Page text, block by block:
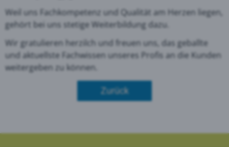
Weil uns Fachkompetenz und Qualität am Herzen liegen,
gehört bei uns stetige Weiterbildung dazu.
Wir gratulieren herzilch und freuen uns, das geballte
und aktuellste Fachwissen unseres Profis an die Kunden
weitergeben zu können.
Zurück